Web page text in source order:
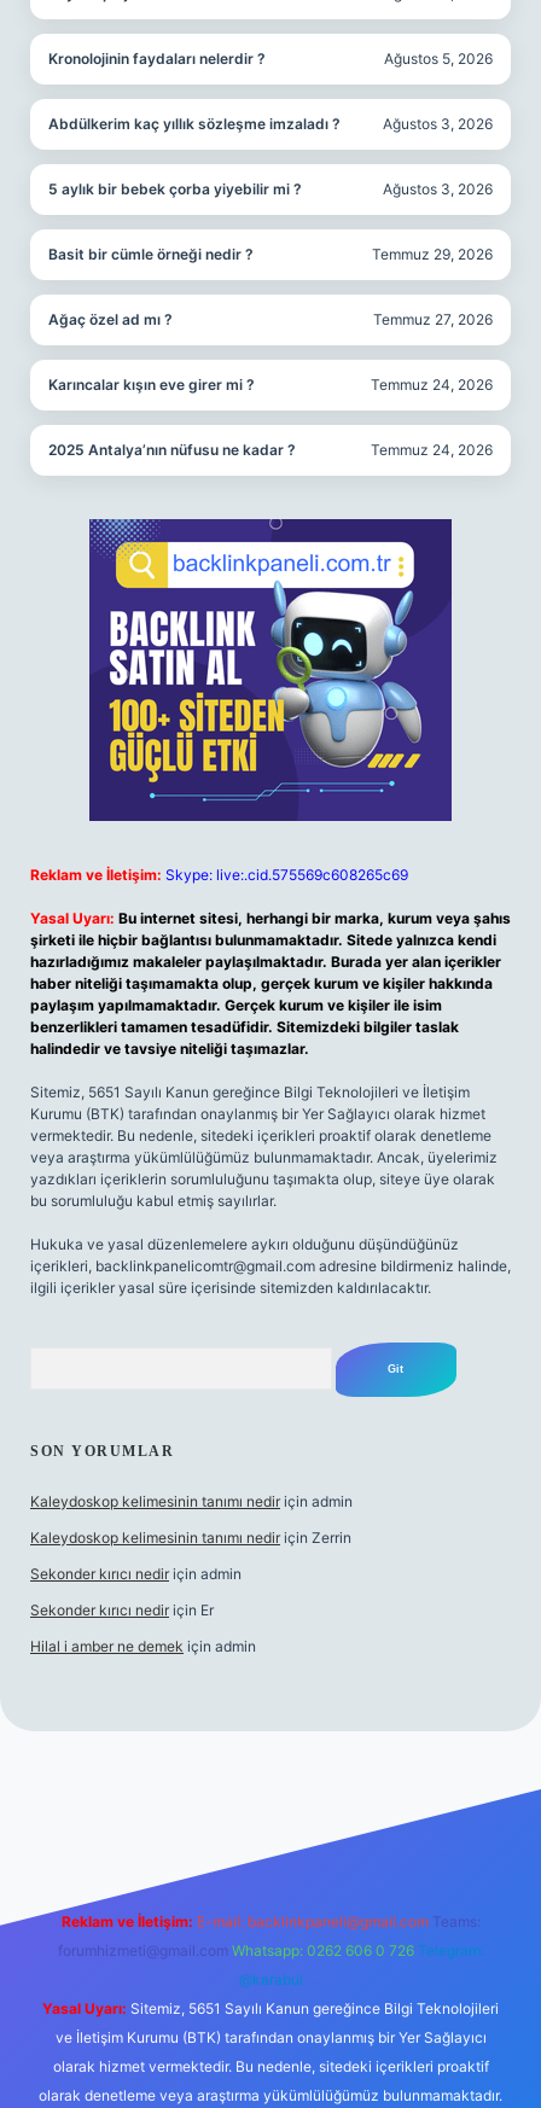
Kronolojinin faydaları nelerdir ? Ağustos 5, 2026
Abdülkerim kaç yıllık sözleşme imzaladı ? Ağustos 3, 2026
5 aylık bir bebek çorba yiyebilir mi ? Ağustos 3, 2026
Basit bir cümle örneği nedir ? Temmuz 29, 2026
Ağaç özel ad mı ? Temmuz 27, 2026
Karıncalar kışın eve girer mi ? Temmuz 24, 2026
2025 Antalya’nın nüfusu ne kadar ? Temmuz 24, 2026
Reklam ve İletişim: Skype: live:.cid.575569c608265c69
Yasal Uyarı: Bu internet sitesi, herhangi bir marka, kurum veya şahıs
şirketi ile hiçbir bağlantısı bulunmamaktadır. Sitede yalnızca kendi
hazırladığımız makaleler paylaşılmaktadır. Burada yer alan içerikler
haber niteliği taşımamakta olup, gerçek kurum ve kişiler hakkında
paylaşım yapılmamaktadır. Gerçek kurum ve kişiler ile isim
benzerlikleri tamamen tesadüfidir. Sitemizdeki bilgiler taslak
halindedir ve tavsiye niteliği taşımazlar.
Sitemiz, 5651 Sayılı Kanun gereğince Bilgi Teknolojileri ve İletişim
Kurumu (BTK) tarafından onaylanmış bir Yer Sağlayıcı olarak hizmet
vermektedir. Bu nedenle, sitedeki içerikleri proaktif olarak denetleme
veya araştırma yükümlülüğümüz bulunmamaktadır. Ancak, üyelerimiz
yazdıkları içeriklerin sorumluluğunu taşımakta olup, siteye üye olarak
bu sorumluluğu kabul etmiş sayılırlar.
Hukuka ve yasal düzenlemelere aykırı olduğunu düşündüğünüz
içerikleri, backlinkpanelicomtr@gmail.com adresine bildirmeniz halinde,
ilgili içerikler yasal süre içerisinde sitemizden kaldırılacaktır.
SON YORUMLAR
Kaleydoskop kelimesinin tanımı nedir için admin
Kaleydoskop kelimesinin tanımı nedir için Zerrin
Sekonder kırıcı nedir için admin
Sekonder kırıcı nedir için Er
Hilal i amber ne demek için admin
Reklam ve İletişim: E-mail: backlinkpaneli@gmail.com Teams:
forumhizmeti@gmail.com Whatsapp: 0262 606 0 726 Telegram:
@karabul
Yasal Uyarı: Sitemiz, 5651 Sayılı Kanun gereğince Bilgi Teknolojileri
ve İletişim Kurumu (BTK) tarafından onaylanmış bir Yer Sağlayıcı
olarak hizmet vermektedir. Bu nedenle, sitedeki içerikleri proaktif
olarak denetleme veya araştırma yükümlülüğümüz bulunmamaktadır.